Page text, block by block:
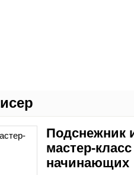
Подснежник
мастер-
начинающих